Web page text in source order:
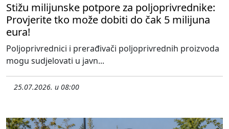
Stižu milijunske potpore za poljoprivrednike:
Provjerite tko može dobiti do čak 5 milijuna
eura!
Poljoprivrednici i prerađivači poljoprivrednih proizvoda
mogu sudjelovati u javn...
25.07.2026. u 08:00